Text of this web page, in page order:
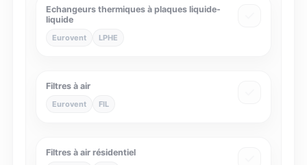
Echangeurs thermiques à plaques liquide-
liquide
Eurovent LPHE
Filtres à air
Eurovent FIL
Filtres à air résidentiel